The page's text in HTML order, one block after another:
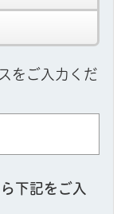
をご入力くだ
下記をご入